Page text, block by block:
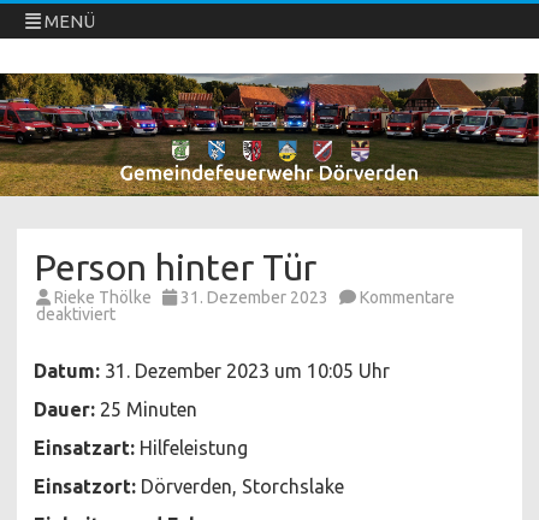
MENÜ
Freiwillige Feuerwehren Dörverden
Direkt
zum
Inhalt
springen
Person hinter Tür
Rieke Thölke 31. Dezember 2023
Kommentare
deaktiviertfür
Tür
Datum: 31. Dezember 2023 um 10:05 Uhr
Dauer: 25 Minuten
Einsatzart: Hilfeleistung
Einsatzort: Dörverden, Storchslake